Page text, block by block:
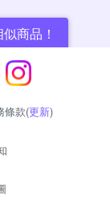
商品！
條款(更新)